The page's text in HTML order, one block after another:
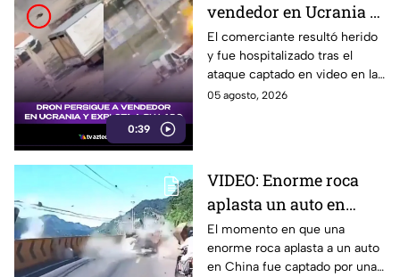
0:39
vendedor en Ucrania y
explota a su lado
El comerciante resultó herido
y fue hospitalizado tras el
ataque captado en video en la
ciudad de Jersón.
05 agosto, 2026
VIDEO: Enorme roca
aplasta un auto en
China y conductor se
salva de milagro
El momento en que una
enorme roca aplasta a un auto
en China fue captado por una